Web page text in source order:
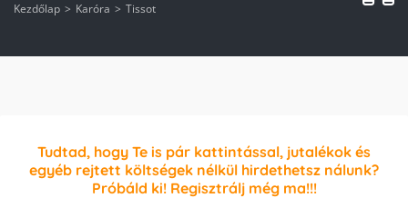
Kezdőlap Karóra Tissot
Tudtad, hogy Te is pár kattintással, jutalékok és
egyéb rejtett költségek nélkül hirdethetsz nálunk?
Próbáld ki! Regisztrálj még ma!!!